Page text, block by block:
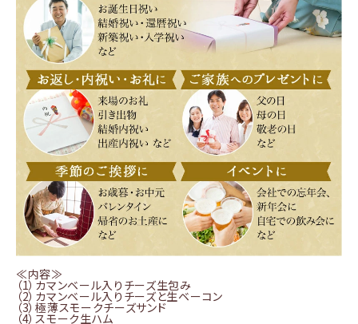
≪内容≫
（1）カマンベール入りチーズ生包み
（2）カマンベール入りチーズと生ベーコン
（3）極薄スモークチーズサンド
（4）スモーク生ハム